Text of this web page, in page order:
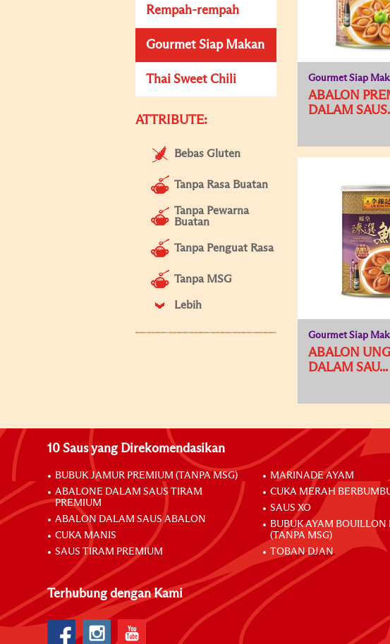
Rempah-rempah
Gourmet Siap Makan
Thai Sweet Chili
ATTRIBUTE:
Bebas Gluten
Tanpa Rasa Buatan
Tanpa Pewarna
Buatan
Tanpa Penguat Rasa
Tanpa MSG
Lebih
Gourmet Siap
ABALON
DALAM
Gourmet Siap
ABALON
DALAM SAU...
10 Saus yang Direkomendasikan
BUBUK JAMUR PREMIUM (TANPA MSG)
ABALONE DALAM SAUS TIRAM
PREMIUM
ABALON DALAM SAUS ABALON
CUKA MANIS
SAUS TIRAM PREMIUM
MARINADE AYAM
CUKA MERAH
SAUS XO
BUBUK AYAM BOUILLON
(TANPA MSG)
TOBAN DJAN
Terhubung dengan Kami